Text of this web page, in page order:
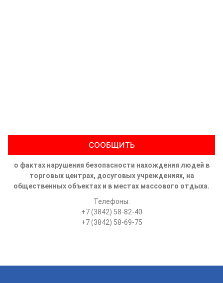
СООБЩИТЬ
о фактах нарушения безопасности нахождения людей в
торговых центрах, досуговых учреждениях, на
общественных объектах и в местах массового отдыха.
Телефоны:
+7 (3842) 58-82-40
+7 (3842) 58-69-75